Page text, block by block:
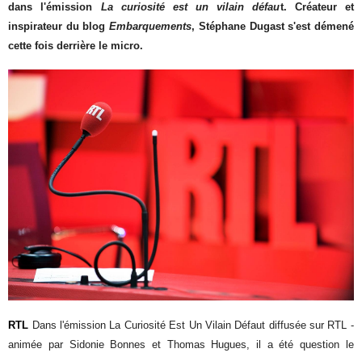
dans l'émission La curiosité est un vilain défaut.
Créateur et
inspirateur du blogEmbarquements, Stéphane Dugast s'est démené
cette fois derrière le micro.
RTL Dans l'émission La Curiosité Est Un Vilain Défaut diffusée sur RTL -
animée par Sidonie Bonnes et Thomas Hugues, il a été question le